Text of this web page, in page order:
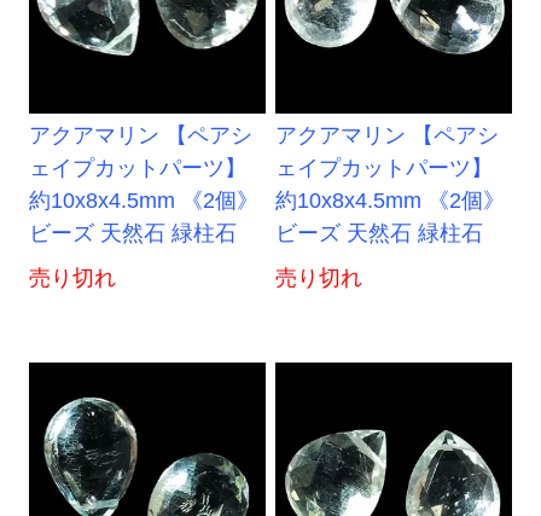
アクアマリン 【ペアシ
ェイプカットパーツ】
約10x8x4.5mm 《2個》
ビーズ 天然石 緑柱石
売り切れ
アクアマリン 【ペアシ
ェイプカットパーツ】
約10x8x4.5mm 《2個》
ビーズ 天然石 緑柱石
売り切れ